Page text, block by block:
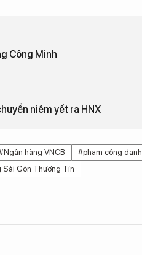
Công Minh
niêm yết ra HNX
hàng VNCB
#phạm công danh
Sài Gòn Thương Tín